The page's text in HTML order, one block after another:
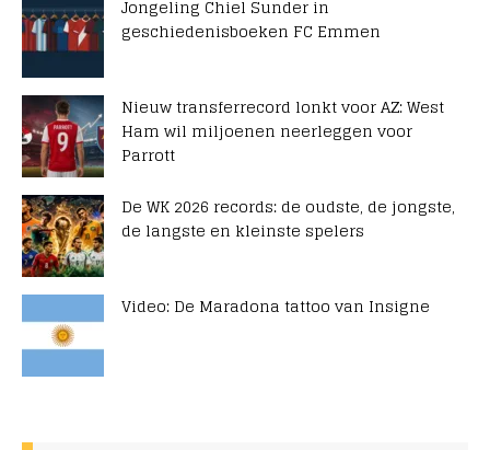
Jongeling Chiel Sunder in
geschiedenisboeken FC Emmen
Nieuw transferrecord lonkt voor AZ: West
Ham wil miljoenen neerleggen voor
Parrott
De WK 2026 records: de oudste, de jongste,
de langste en kleinste spelers
Video: De Maradona tattoo van Insigne